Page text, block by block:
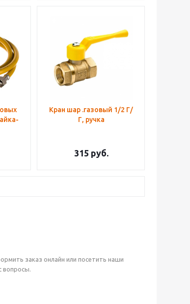
Кран шар .газовый 1/2 Г/
Г, ручка
315 руб.
заказ онлайн или посетить наши
вопросы.